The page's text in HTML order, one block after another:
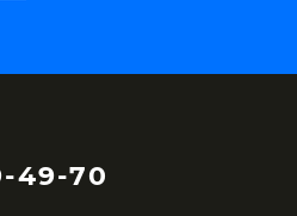
49-70